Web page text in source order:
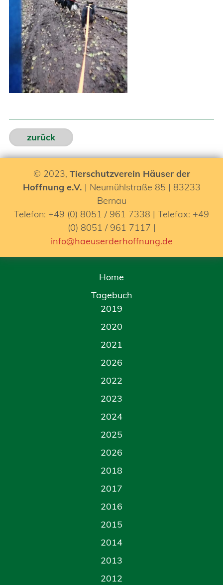
zurück
© 2023, Tierschutzverein Häuser der
Hoffnung e.V. | Neumühlstraße 85 | 83233
Bernau
Telefon: +49 (0) 8051 / 961 7338 | Telefax: +49
(0) 8051 / 961 7117 |
info@haeuserderhoffnung.de
Home
Tagebuch
2019
2020
2021
2026
2022
2023
2024
2025
2026
2018
2017
2016
2015
2014
2013
2012